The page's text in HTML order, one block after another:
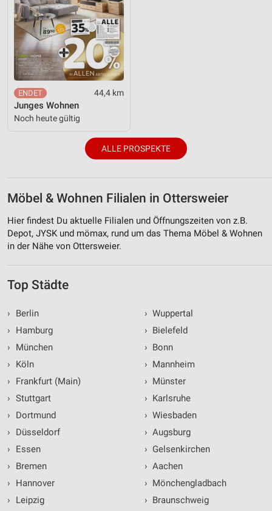
44,4 km
Junges Wohnen
Noch heute gültig
ALLE PROSPEKTE
Möbel & Wohnen Filialen in Ottersweier
Hier findest Du aktuelle Filialen und Öffnungszeiten von z.B.
Depot, JYSK und mömax, rund um das Thema Möbel & Wohnen
in der Nähe von Ottersweier.
Top Städte
›
Berlin
›
Hamburg
›
München
›
Köln
›
Frankfurt (Main)
› Stuttgart
›
Dortmund
›
Düsseldorf
›
Essen
›
Bremen
›
Hannover
›
Leipzig
› Wuppertal
› Bielefeld
› Bonn
› Mannheim
› Münster
› Karlsruhe
› Wiesbaden
› Augsburg
› Gelsenkirchen
› Aachen
› Mönchengladbach
› Braunschweig